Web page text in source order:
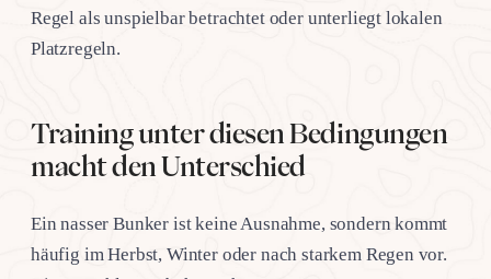
Regel als unspielbar betrachtet oder unterliegt lokalen
Platzregeln.
Training unter diesen Bedingungen
macht den Unterschied
Ein nasser Bunker ist keine Ausnahme, sondern kommt
häufig im Herbst, Winter oder nach starkem Regen vor.